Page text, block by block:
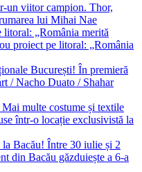
un viitor campion. Thor,
lui Mihai Nae
„România merită
proiect pe litoral: „România
București! În premieră
/ Nacho Duato / Shahar
multe costume și textile
într-o locație exclusivistă la
la Bacău! Între 30 iulie și 2
din Bacău găzduiește a 6-a